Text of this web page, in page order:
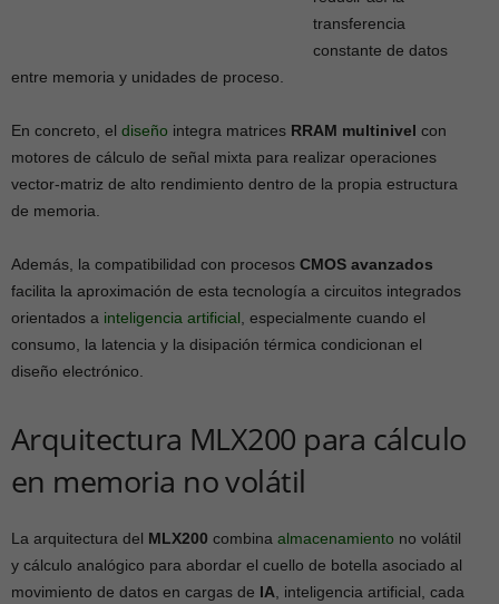
transferencia
constante de datos
entre memoria y unidades de proceso.
En concreto, el diseño integra matrices RRAM multinivel con
motores de cálculo de señal mixta para realizar operaciones
vector-matriz de alto rendimiento dentro de la propia estructura
de memoria.
Además, la compatibilidad con procesos CMOS avanzados
facilita la aproximación de esta tecnología a circuitos integrados
orientados a inteligencia artificial , especialmente cuando el
consumo, la latencia y la disipación térmica condicionan el
diseño electrónico.
Arquitectura MLX200 para cálculo
en memoria no volátil
La arquitectura del MLX200 combina almacenamiento no volátil
y cálculo analógico para abordar el cuello de botella asociado al
movimiento de datos en cargas de IA , inteligencia artificial, cada